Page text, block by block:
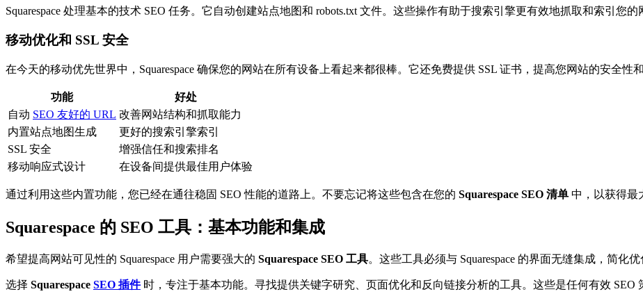
Squarespace 处理基本的技术 SEO 任务。它自动创建站点地图和 robots.txt 文件。这些操作有助于搜索引擎更有效地抓取和索引您的
移动优化和 SSL 安全
在今天的移动优先世界中，Squarespace 确保您的网站在所有设备上看起来都很棒。它还免费提供 SSL 证书，提高您网站的安全性
功能
好处
自动 SEO 友好的 URL 改善网站结构和抓取能力
内置站点地图生成
更好的搜索引擎索引
SSL 安全
增强信任和搜索排名
移动响应式设计
在设备间提供最佳用户体验
通过利用这些内置功能，您已经在通往稳固 SEO 性能的道路上。不要忘记将这些包含在您的 Squarespace SEO 清单 中，以获得最
Squarespace 的 SEO 工具：基本功能和集成
希望提高网站可见性的 Squarespace 用户需要强大的 Squarespace SEO 工具。这些工具必须与 Squarespace 的界面无缝集成，简化优
选择 Squarespace SEO 插件时，专注于基本功能。寻找提供关键字研究、页面优化和反向链接分析的工具。这些是任何有效 SEO